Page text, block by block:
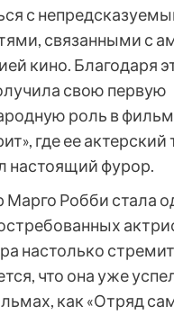
с
связанными с
кино. Благодаря
свою первую
роль в
где ее актерский
настоящий фурор.
Марго Робби стала
настолько
что она уже
как «Отряд